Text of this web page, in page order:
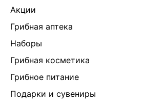
Акции
Грибная аптека
Наборы
Грибная косметика
Грибное питание
Подарки и сувениры